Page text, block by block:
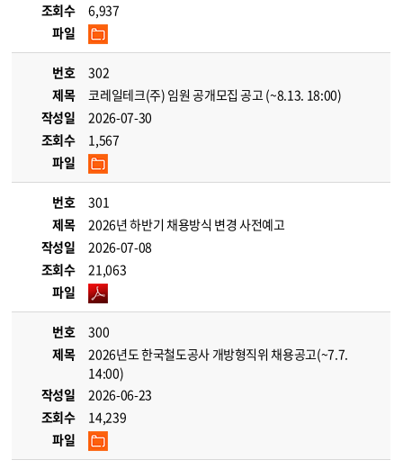
조회수
6,937
파일
번호
302
제목
코레일테크(주) 임원 공개모집 공고 (~8.13. 18:00)
작성일
2026-07-30
조회수
1,567
파일
번호
301
제목
2026년 하반기 채용방식 변경 사전예고
작성일
2026-07-08
조회수
21,063
파일
번호
300
제목
2026년도 한국철도공사 개방형직위 채용공고(~7.7.
14:00)
작성일
2026-06-23
조회수
14,239
파일